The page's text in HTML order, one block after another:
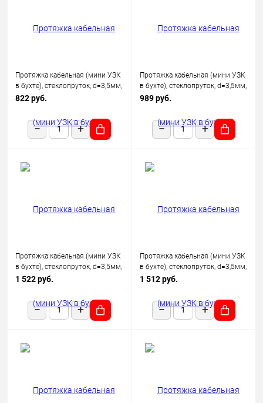
Протяжка кабельная (мини УЗК
в бухте), стеклопруток, d=3,5мм,
10м КРАСНАЯ
822 руб.
Протяжка кабельная (мини УЗК
в бухте), стеклопруток, d=3,5мм,
15 м, красная REXANT
989 руб.
Протяжка кабельная (мини УЗК
в бухте), стеклопруток, d=3,5мм,
20м КРАСНАЯ
1 522 руб.
Протяжка кабельная (мини УЗК
в бухте), стеклопруток, d=3,5мм,
30м КРАСНАЯ
1 512 руб.